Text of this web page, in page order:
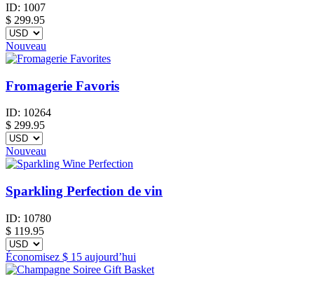
ID: 1007
$ 299.95
Nouveau
Fromagerie Favoris
ID: 10264
$ 299.95
Nouveau
Sparkling Perfection de vin
ID: 10780
$ 119.95
Économisez $ 15 aujourd’hui